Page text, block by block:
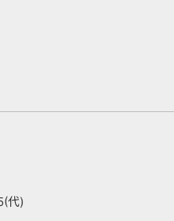
代)